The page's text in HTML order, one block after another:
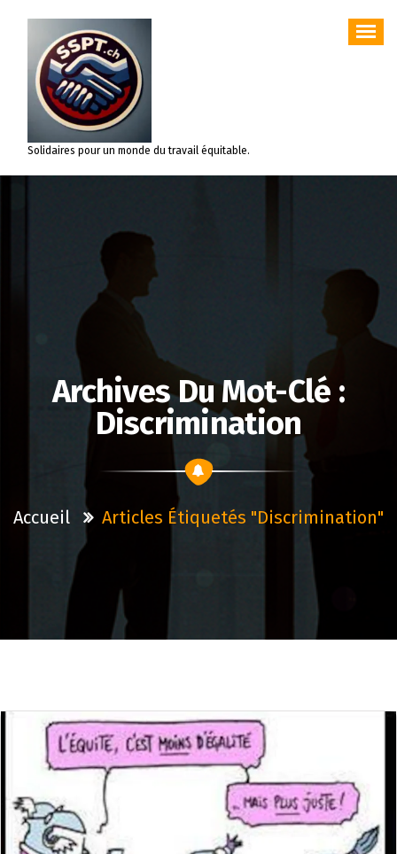
contenu
Solidaires pour un monde du travail équitable.
Archives Du Mot-Clé :
Discrimination
Accueil Articles Étiquetés "discrimination"